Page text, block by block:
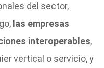
del sector,
las empresas
interoperables,
vertical o servicio, y